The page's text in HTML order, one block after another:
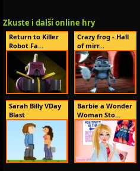
Zkuste i další online hry
Return to Killer
Robot Fa...
Crazy frog - Hall
of mirr...
Sarah Billy VDay
Blast
Barbie a Wonder
Woman Sto...